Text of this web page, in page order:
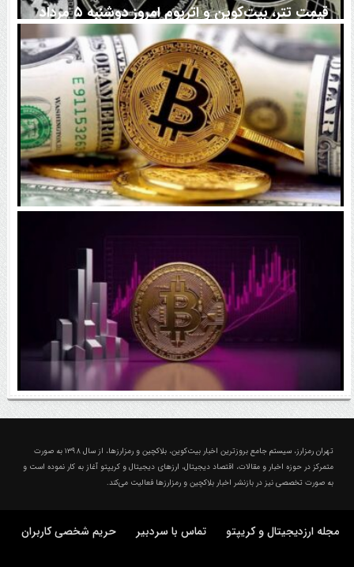
قیمت تتر، بیت‌کوین و اتریوم امروز دوشنبه ۵ مرداد
۱۴۰۵ | بیت‌کوین این مرز را از دست بدهد، همه‌چیز تغییر
می‌کند
اتفاق مهم در بازار رمزارزها / بیت‌کوین وارد فاز تازه شد
تهران رمزارز، سیستم جامع بروزترین اخبار بیت‌کوین، بلاکچین و رمزارزها، از سال ۱۳۹۸ به صورت
متمرکز در حوزه اخبار و مقالات، اقتصاد دیجیتال، ارزهای‌ دیجیتال و کریپتو آغاز به کار نموده است و
به صورت تخصصی نیز در بازنشر اخبار بلاکچین و رمزارزها فعالیت می‌کند.
مجله ارزدیجیتال و کریپتو تماس با سردبیر حریم شخصی کاربران